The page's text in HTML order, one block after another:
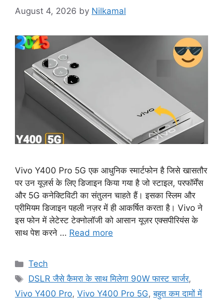
August 4, 2026 by Nilkamal
Vivo Y400 Pro 5G एक आधुनिक स्मार्टफोन है जिसे खासतौर
पर उन यूज़र्स के लिए डिजाइन किया गया है जो स्टाइल, परफॉर्मेंस
और 5G कनेक्टिविटी का संतुलन चाहते हैं। इसका स्लिम और
प्रीमियम डिजाइन पहली नज़र में ही आकर्षित करता है। Vivo ने
इस फोन में लेटेस्ट टेक्नोलॉजी को आसान यूज़र एक्सपीरियंस के
साथ पेश करने … Read more
Categories
Tech
Tags
DSLR जैसे कैमरा के साथ मिलेगा 90W फास्ट चार्जर,
Vivo Y400 Pro, Vivo Y400 Pro 5G,बहुत कम दामों में